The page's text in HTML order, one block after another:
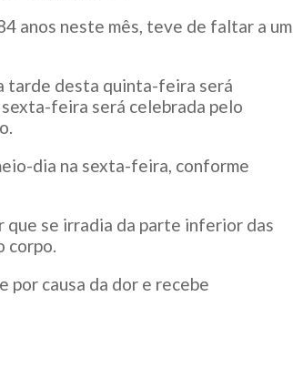
anos neste mês, teve de faltar a um
tarde desta quinta-feira será
feira será celebrada pelo
dia na sexta-feira, conforme
que se irradia da parte inferior das
corpo.
por causa da dor e recebe